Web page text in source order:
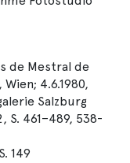
de Mestral de
4.6.1980,
Salzburg
S. 461–489, 538-
149